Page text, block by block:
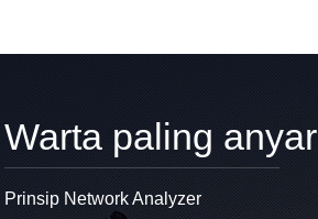
Warta paling anyar
Prinsip Network Analyzer